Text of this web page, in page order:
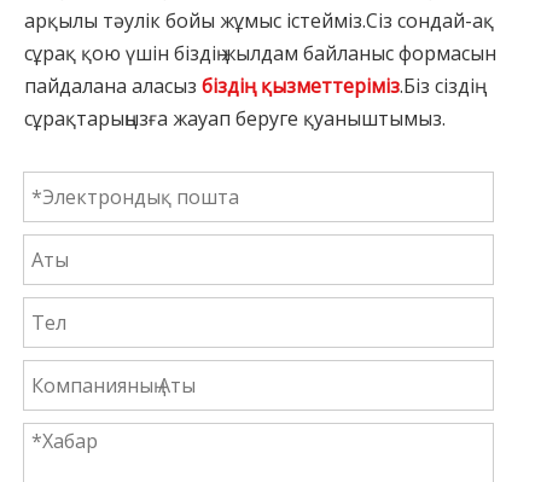
арқылы тәулік бойы жұмыс істейміз.Сіз сондай-ақ
сұрақ қою үшін біздің жылдам байланыс формасын
пайдалана аласыз біздің қызметтеріміз.Біз сіздің
сұрақтарыңызға жауап беруге қуаныштымыз.